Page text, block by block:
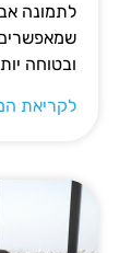
לתמונה
ובטוחה
לקריאת